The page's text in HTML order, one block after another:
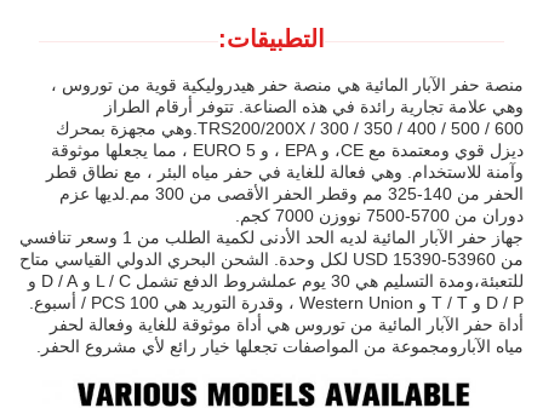
التطبيقات:
منصة حفر الآبار المائية هي منصة حفر هيدروليكية قوية من توروس ،
وهي علامة تجارية رائدة في هذه الصناعة. تتوفر أرقام الطراز
TRS200/200X / 300 / 350 / 400 / 500 / 600.وهي مجهزة بمحرك
ديزل قوي ومعتمدة مع CE، و EPA ، و EURO 5 ، مما يجعلها موثوقة
وآمنة للاستخدام. وهي فعالة للغاية في حفر مياه البئر ، مع نطاق قطر
الحفر من 140-325 مم وقطر الحفر الأقصى من 300 مم.لديها عزم
دوران من 5700-7500 نووزن 7000 كجم.
جهاز حفر الآبار المائية لديه الحد الأدنى لكمية الطلب من 1 وسعر تنافسي
من USD 15390-53960 لكل وحدة. الشحن البحري الدولي القياسي متاح
للتعبئة،ومدة التسليم هي 30 يوم عملشروط الدفع تشمل L / C و D / A و
D / P و T / T و Western Union ، وقدرة التوريد هي 100 PCS / أسبوع.
أداة حفر الآبار المائية من توروس هي أداة موثوقة للغاية وفعالة لحفر
مياه الآبارومجموعة من المواصفات تجعلها خيار رائع لأي مشروع الحفر.